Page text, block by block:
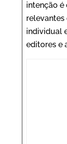
intenção é
individual
editores e